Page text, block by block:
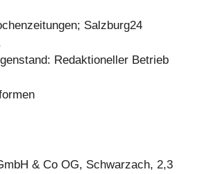
Salzburg24
Redaktioneller Betrieb
& Co OG, Schwarzach, 2,3